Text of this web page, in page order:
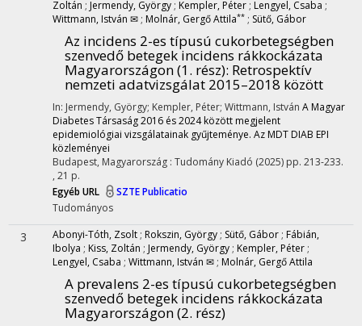
Zoltán ; Jermendy, György ; Kempler, Péter ; Lengyel, Csaba ;
Wittmann, István ✉ ; Molnár, Gergő Attila** ; Sütő, Gábor
Az incidens 2-es típusú cukorbetegségben
szenvedő betegek incidens rákkockázata
Magyarországon (1. rész): Retrospektív
nemzeti adatvizsgálat 2015–2018 között
In: Jermendy, György; Kempler, Péter; Wittmann, István A Magyar
Diabetes Társaság 2016 és 2024 között megjelent
epidemiológiai vizsgálatainak gyűjteménye. Az MDT DIAB EPI
közleményei
Budapest, Magyarország : Tudomány Kiadó (2025) pp. 213-233.
, 21 p.
Egyéb URL
SZTE Publicatio
Tudományos
3 Abonyi-Tóth, Zsolt ; Rokszin, György ; Sütő, Gábor ; Fábián,
Ibolya ; Kiss, Zoltán ; Jermendy, György ; Kempler, Péter ;
Lengyel, Csaba ; Wittmann, István ✉ ; Molnár, Gergő Attila
A prevalens 2-es típusú cukorbetegségben
szenvedő betegek incidens rákkockázata
Magyarországon (2. rész)